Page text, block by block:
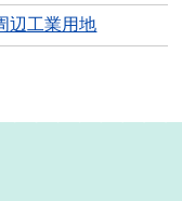
辺工業用地